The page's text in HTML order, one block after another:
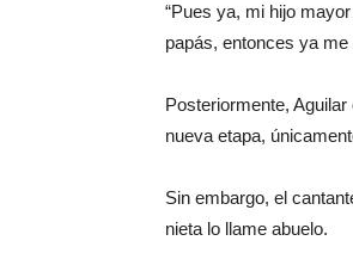
“Pues ya, mi hijo
papás, entonces ya me
Posteriormente,
nueva etapa,
Sin embargo, el
nieta lo llame abuelo.